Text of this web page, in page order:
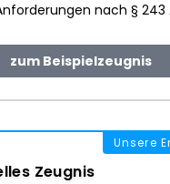
nach § 243
zum Beispielzeugnis
Unsere
Zeugnis